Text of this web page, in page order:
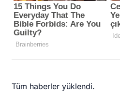
Tüm haberler yüklendi.